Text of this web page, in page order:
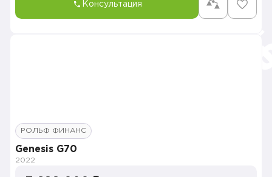
Консультация
РОЛЬФ ФИНАНС
Genesis G70
2022